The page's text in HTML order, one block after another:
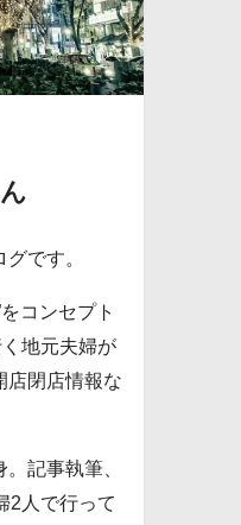
です。
コンセプト
地元夫婦が
店閉店情報な
記事執筆、
2人で行って